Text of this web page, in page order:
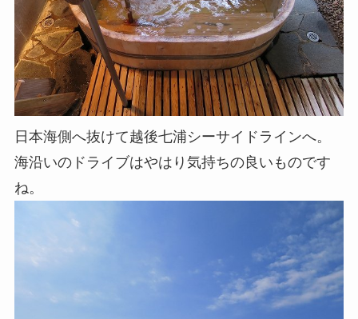
日本海側へ抜けて越後七浦シーサイドラインへ。
海沿いのドライブはやはり気持ちの良いものです
ね。